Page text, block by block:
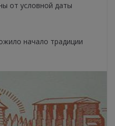
от условной даты
начало традиции